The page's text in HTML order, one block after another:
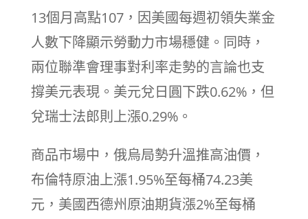
13個月高點107，因美國每週初領失業金
人數下降顯示勞動力市場穩健。同時，
兩位聯準會理事對利率走勢的言論也支
撐美元表現。美元兌日圓下跌0.62%，但
兌瑞士法郎則上漲0.29%。
商品市場中，俄烏局勢升溫推高油價，
布倫特原油上漲1.95%至每桶74.23美
元，美國西德州原油期貨漲2%至每桶